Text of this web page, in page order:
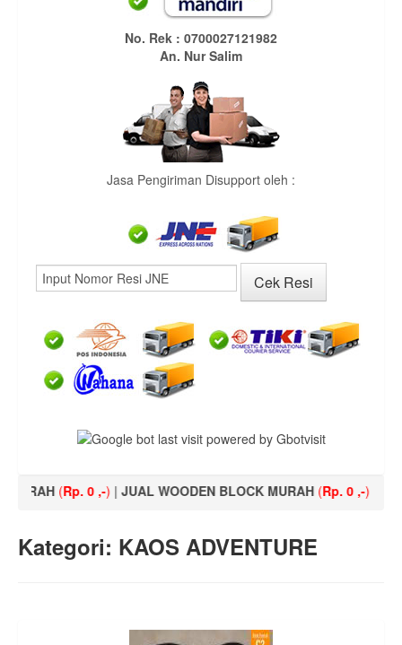
No. Rek : 0700027121982
An. Nur Salim
Jasa Pengiriman Disupport oleh :
(Rp. 0 ,-)|JUAL WOODEN BLOCK MURAH (Rp. 0 ,-)|KAOS
Kategori: KAOS ADVENTURE